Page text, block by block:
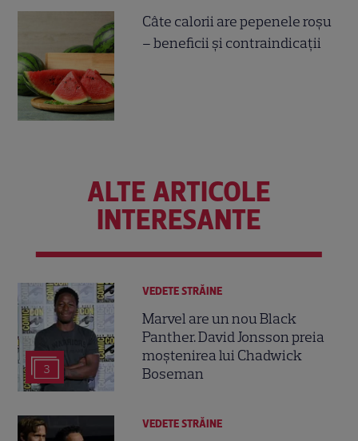
Câte calorii are pepenele roșu
– beneficii și contraindicații
ALTE ARTICOLE
INTERESANTE
3
VEDETE STRĂINE
Marvel are un nou Black
Panther. David Jonsson preia
moștenirea lui Chadwick
Boseman
VEDETE STRĂINE